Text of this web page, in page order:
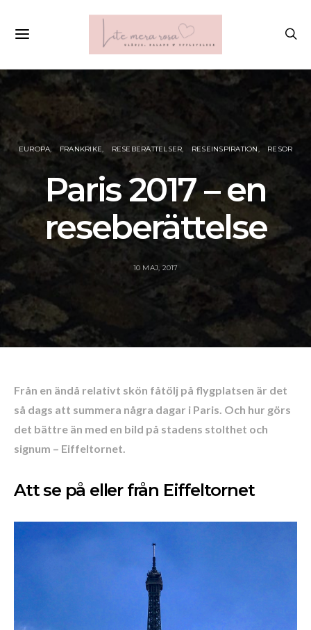
EUROPA FRANKRIKE RESEBERÄTTELSER RESEINSPIRATION RESOR
Paris 2017 – en
reseberättelse
10 MAJ, 2017
Från en ändå relativt skön fåtölj på flygplatsen är det
så dags att summera några dagar i Paris. Och hur görs
det bättre än med en bild på stadens stolthet och
signum – Eiffeltornet.
Att se på eller från Eiffeltornet